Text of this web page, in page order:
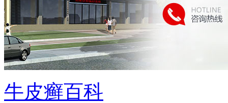
牛皮癣百科